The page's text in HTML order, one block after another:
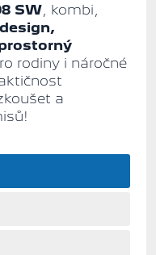
SW, kombi,
rodiny i náročné
a